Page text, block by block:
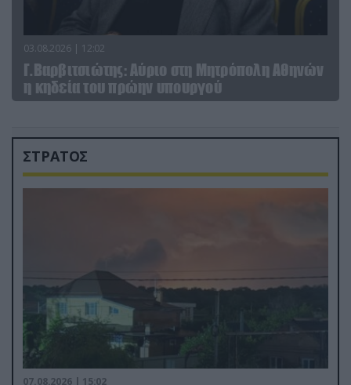
03.08.2026 | 12:02
Γ.Βαρβιτσιώτης: Aύριο στη Μητρόπολη Αθηνών
η κηδεία του πρώην υπουργού
ΣΤΡΑΤΟΣ
07.08.2026 | 15:02